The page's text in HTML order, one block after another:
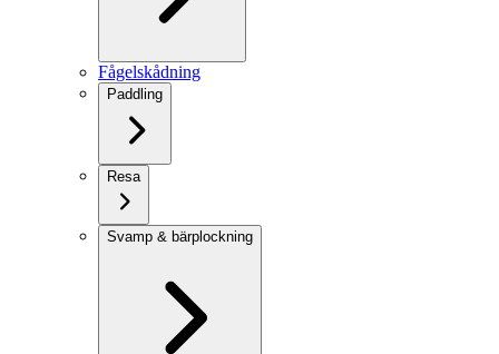
Fågelskådning
Paddling
Resa
Svamp & bärplockning